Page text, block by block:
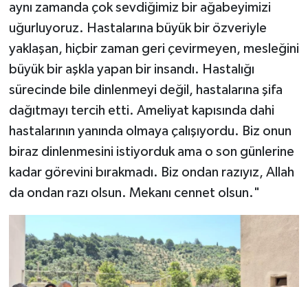
aynı zamanda çok sevdiğimiz bir ağabeyimizi
uğurluyoruz. Hastalarına büyük bir özveriyle
yaklaşan, hiçbir zaman geri çevirmeyen, mesleğini
büyük bir aşkla yapan bir insandı. Hastalığı
sürecinde bile dinlenmeyi değil, hastalarına şifa
dağıtmayı tercih etti. Ameliyat kapısında dahi
hastalarının yanında olmaya çalışıyordu. Biz onun
biraz dinlenmesini istiyorduk ama o son günlerine
kadar görevini bırakmadı. Biz ondan razıyız, Allah
da ondan razı olsun. Mekanı cennet olsun."